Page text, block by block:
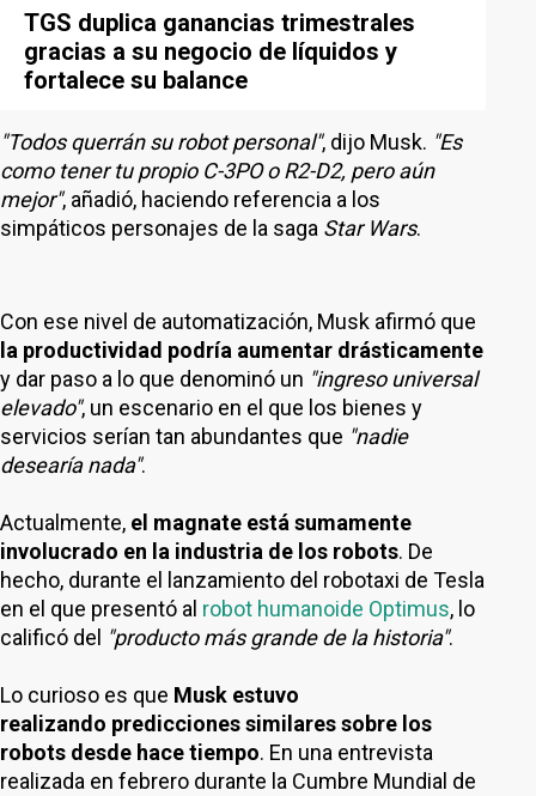
TGS duplica ganancias trimestrales
gracias a su negocio de líquidos y
fortalece su balance
"Todos querrán su robot personal", dijo Musk. "Es
como tener tu propio C-3PO o R2-D2, pero aún
mejor", añadió, haciendo referencia a los
simpáticos personajes de la saga Star Wars.
Con ese nivel de automatización, Musk afirmó que
la productividad podría aumentar drásticamente
y dar paso a lo que denominó un "ingreso universal
elevado", un escenario en el que los bienes y
servicios serían tan abundantes que "nadie
desearía nada".
Actualmente, el magnate está sumamente
involucrado en la industria de los robots. De
hecho, durante el lanzamiento del robotaxi de Tesla
en el que presentó al robot humanoide Optimus, lo
calificó del "producto más grande de la historia".
Lo curioso es que Musk estuvo
realizando predicciones similares sobre los
robots desde hace tiempo. En una entrevista
realizada en febrero durante la Cumbre Mundial de